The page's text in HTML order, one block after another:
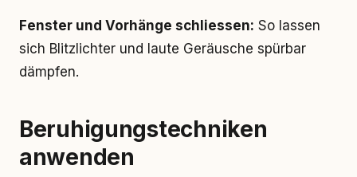
Fenster und Vorhänge schliessen: So lassen
sich Blitzlichter und laute Geräusche spürbar
dämpfen.
Beruhigungstechniken
anwenden